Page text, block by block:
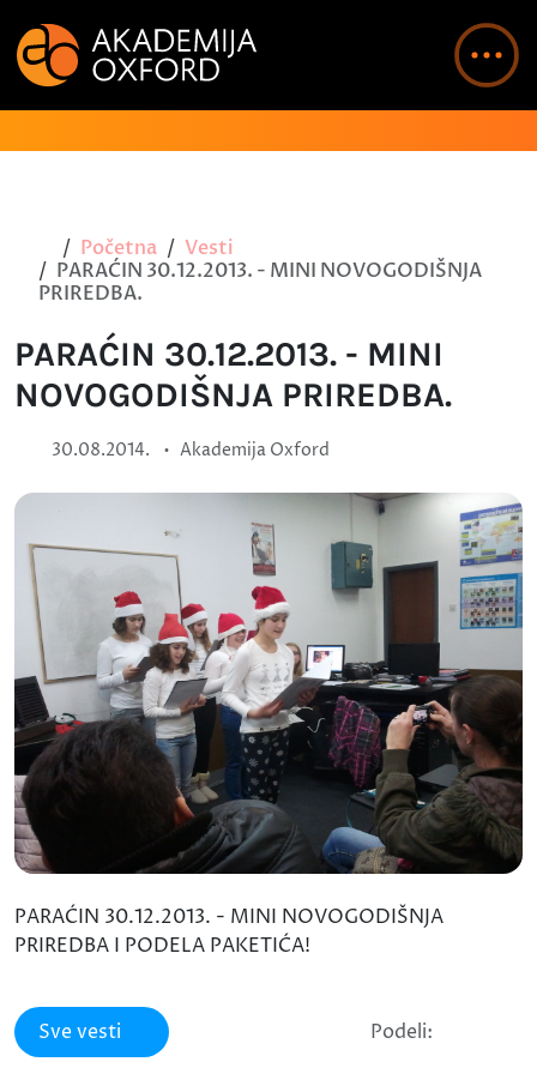
Početna
Vesti
PARAĆIN 30.12.2013. - MINI NOVOGODIŠNJA
PRIREDBA.
PARAĆIN 30.12.2013. - MINI
NOVOGODIŠNJA PRIREDBA.
30.08.2014. • Akademija Oxford
PARAĆIN 30.12.2013. - MINI NOVOGODIŠNJA
PRIREDBA I PODELA PAKETIĆA!
Sve vesti Podeli: